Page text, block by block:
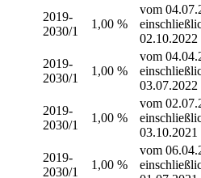
2019-
2030/1
1,00 %
vom
02.10.2022
2019-
2030/1
1,00 %
vom
03.07.2022
2019-
2030/1
1,00 %
vom
03.10.2021
2019-
2030/1
1,00 %
vom